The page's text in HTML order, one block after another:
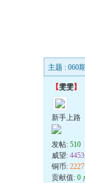
主题 : 060
【雯雯】
新手上路
发帖: 510
威望:
铜币:
贡献值: 0